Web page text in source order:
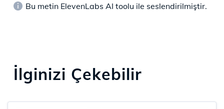
Bu metin ElevenLabs AI toolu ile seslendirilmiştir.
İlginizi Çekebilir